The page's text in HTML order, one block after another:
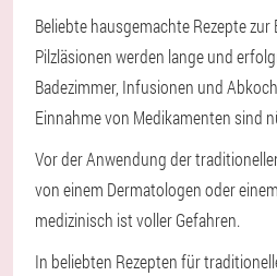
Beliebte hausgemachte Rezepte
Pilzläsionen werden lange und
Badezimmer, Infusionen und
Einnahme von Medikamenten sind
Vor der Anwendung der
von einem Dermatologen oder
medizinisch ist voller Gefahren.
In beliebten Rezepten für